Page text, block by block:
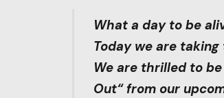
What a day to be
Today we are
We are thrilled to
Out“ from our